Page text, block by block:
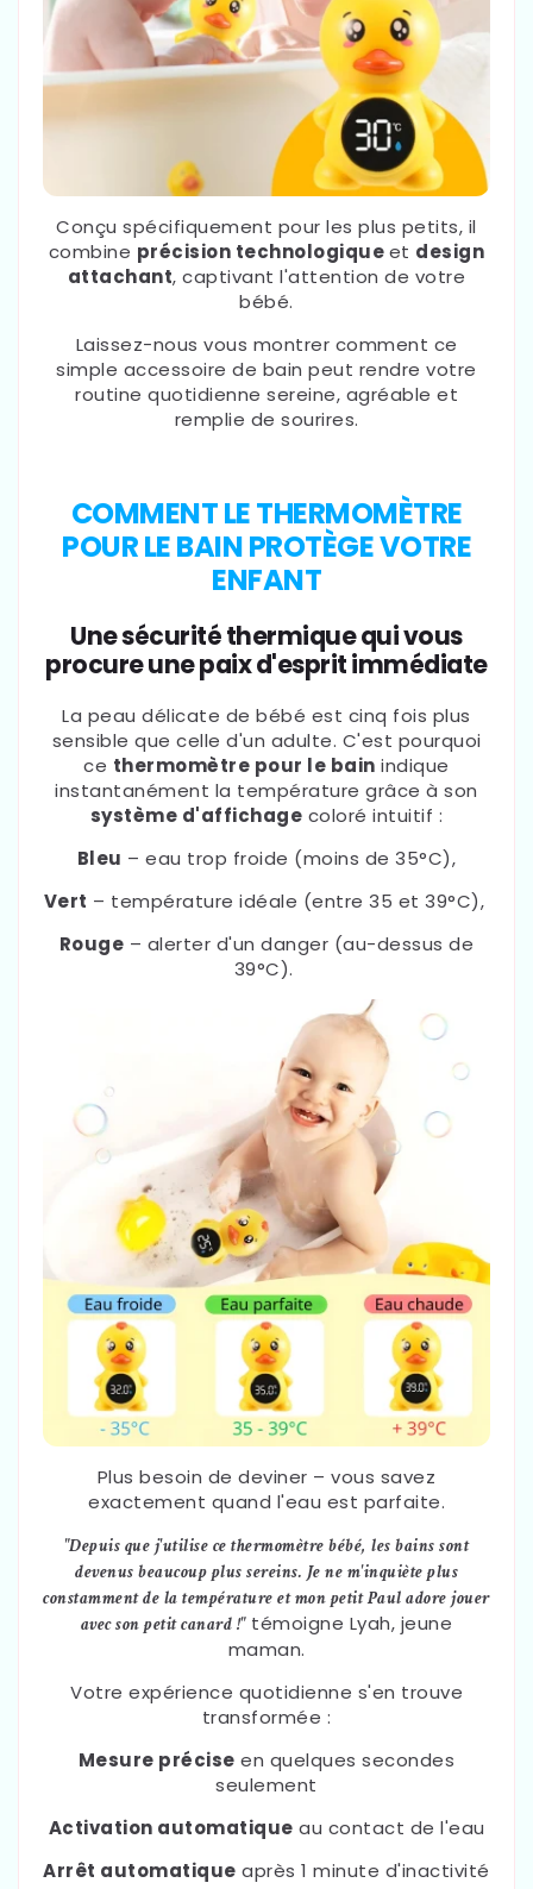
Conçu spécifiquement pour les plus petits, il
combine précision technologiqueet design
attachant, captivant l'attention de votre
bébé.
Laissez-nous vous montrer comment ce
simple accessoire de bain peut rendre votre
routine quotidienne sereine, agréable et
remplie de sourires.
COMMENT LE THERMOMÈTRE
POUR LE BAIN PROTÈGE VOTRE
ENFANT
Une sécurité thermique qui vous
procure une paix d'esprit immédiate
La peau délicate de bébé est cinq fois plus
sensible que celle d'un adulte. C'est pourquoi
ce thermomètre pour le bain indique
instantanément la température grâce à son
système d'affichage coloré intuitif :
Bleu – eau trop froide (moins de 35°C),
Vert – température idéale (entre 35 et 39°C),
Rouge – alerter d'un danger (au-dessus de
39°C).
Plus besoin de deviner – vous savez
exactement quand l'eau est parfaite.
"Depuis que j'utilise ce thermomètre bébé, les bains sont
devenus beaucoup plus sereins. Je ne m'inquiète plus
constamment de la température et mon petit Paul adore jouer
avec son petit canard !"témoigne Lyah, jeune
maman.
Votre expérience quotidienne s'en trouve
transformée :
Mesure précise en quelques secondes
seulement
Activation automatique au contact de l'eau
Arrêt automatique après 1 minute d'inactivité